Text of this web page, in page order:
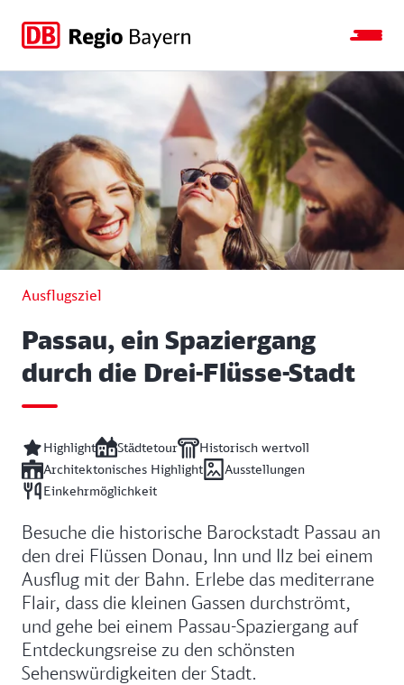
Zur
Hauptnavigation
springen
Zur
Seitensuche
springen
Zum
Hauptinhalt
springen
Zum
Footer
springen
Ausflugsziel
Passau, ein Spaziergang
durch die Drei-Flüsse-Stadt
Highlight Städtetour
Historisch wertvoll
Architektonisches Highlight
Ausstellungen
Einkehrmöglichkeit
Besuche die historische Barockstadt Passau an
den drei Flüssen Donau, Inn und Ilz bei einem
Ausflug mit der Bahn. Erlebe das mediterrane
Flair, dass die kleinen Gassen durchströmt,
und gehe bei einem Passau-Spaziergang auf
Entdeckungsreise zu den schönsten
Sehenswürdigkeiten der Stadt.